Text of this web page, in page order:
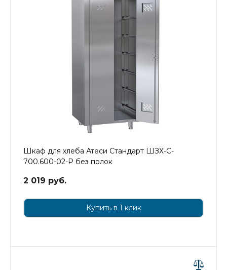
Шкаф для хлеба Атеси Стандарт ШЗХ-С-
700.600-02-Р без полок
2 019 руб.
Купить в 1 клик